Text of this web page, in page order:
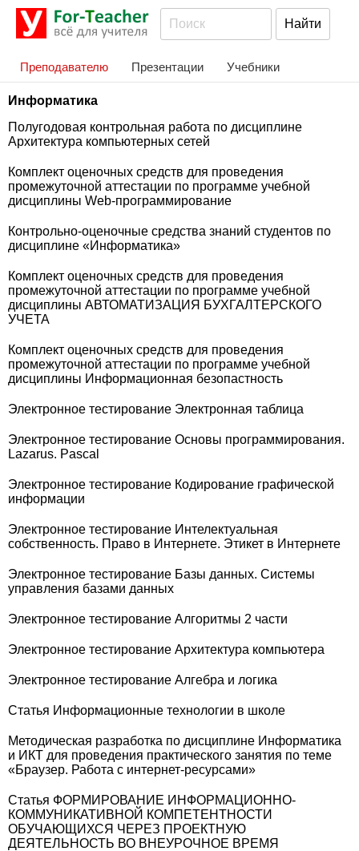
Преподавателю Презентации Учебники
Информатика
Полугодовая контрольная работа по дисциплине
Архитектура компьютерных сетей
Комплект оценочных средств для проведения
промежуточной аттестации по программе учебной
дисциплины Web-программирование
Контрольно-оценочные средства знаний студентов по
дисциплине «Информатика»
Комплект оценочных средств для проведения
промежуточной аттестации по программе учебной
дисциплины АВТОМАТИЗАЦИЯ БУХГАЛТЕРСКОГО
УЧЕТА
Комплект оценочных средств для проведения
промежуточной аттестации по программе учебной
дисциплины Информационная безопастность
Электронное тестирование Электронная таблица
Электронное тестирование Основы программирования.
Lazarus. Pascal
Электронное тестирование Кодирование графической
информации
Электронное тестирование Интелектуальная
собственность. Право в Интернете. Этикет в Интернете
Электронное тестирование Базы данных. Системы
управления базами данных
Электронное тестирование Алгоритмы 2 части
Электронное тестирование Архитектура компьютера
Электронное тестирование Алгебра и логика
Статья Информационные технологии в школе
Методическая разработка по дисциплине Информатика
и ИКТ для проведения практического занятия по теме
«Браузер. Работа с интернет-ресурсами»
Статья ФОРМИРОВАНИЕ ИНФОРМАЦИОННО-
КОММУНИКАТИВНОЙ КОМПЕТЕНТНОСТИ
ОБУЧАЮЩИХСЯ ЧЕРЕЗ ПРОЕКТНУЮ
ДЕЯТЕЛЬНОСТЬ ВО ВНЕУРОЧНОЕ ВРЕМЯ